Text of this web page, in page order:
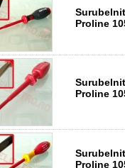
Proline
Proline
Proline